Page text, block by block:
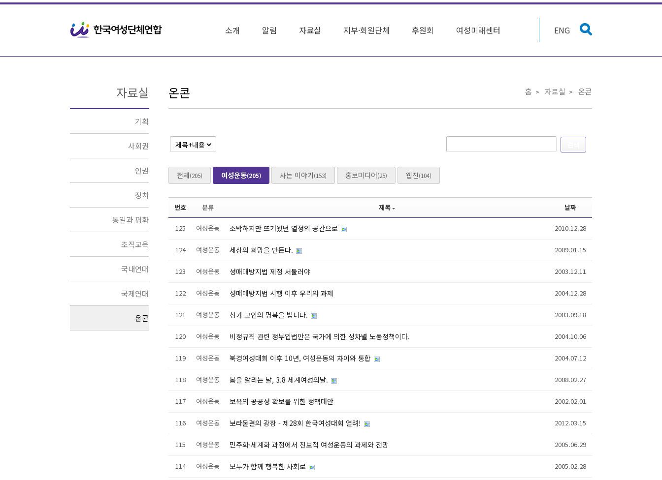
소개 알림 자료실 지부·회원단체 후원회 여성미래센터 ENG
자료실
기획
사회권
인권
정치
통일과 평화
조직교육
국내연대
국제연대
온콘
온콘 홈 자료실 온콘
전체(205) 여성운동(205) 사는 이야기(153) 홍보미디어(25) 웹진(104)
번호 분류 제목 날짜
125 여성운동 소박하지만 뜨거웠던 열정의 공간으로 2010.12.28
124 여성운동 세상의 희망을 만든다. 2009.01.15
123 여성운동 성매매방지법 제정 서둘러야 2003.12.11
122 여성운동 성매매방지법 시행 이후 우리의 과제 2004.12.28
121 여성운동 삼가 고인의 명복을 빕니다. 2003.09.18
120 여성운동 비정규직 관련 정부입법안은 국가에 의한 성차별 노동정책이다. 2004.10.06
119 여성운동 북경여성대회 이후 10년, 여성운동의 차이와 통합 2004.07.12
118 여성운동 봄을 알리는 날, 3.8 세계여성의날. 2008.02.27
117 여성운동 보육의 공공성 확보를 위한 정책대안 2002.02.01
116 여성운동 보라물결의 광장 - 제28회 한국여성대회 열려! 2012.03.15
115 여성운동 민주화·세계화 과정에서 진보적 여성운동의 과제와 전망 2005.06.29
114 여성운동 모두가 함께 행복한 사회로 2005.02.28